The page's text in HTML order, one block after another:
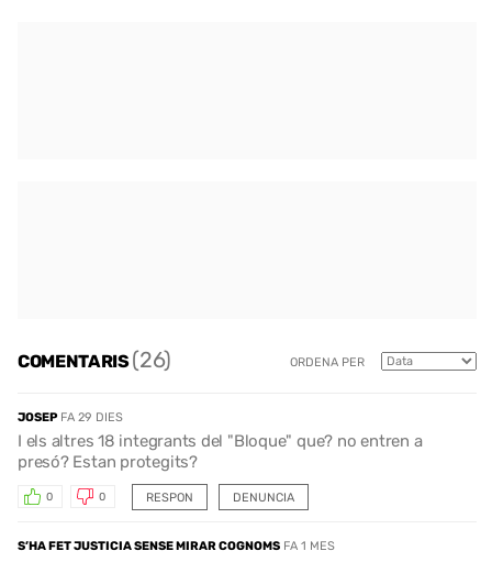
COMENTARIS(26) ORDENA PER
JOSEP FA 29 DIES
I els altres 18 integrants del "Bloque" que? no entren a
presó? Estan protegits?
RESPON
0 0 DENUNCIA
S’HA FET JUSTICIA SENSE MIRAR COGNOMS FA 1 MES